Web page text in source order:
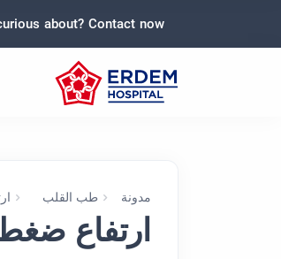
about? Contact now!
مدونة طب القلب
ارتفاع